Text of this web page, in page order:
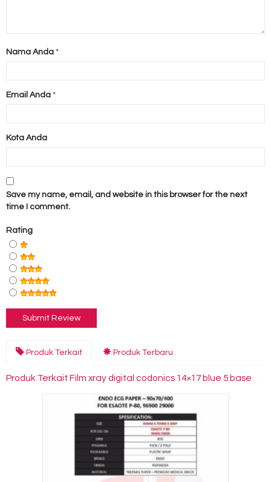
Nama Anda *
Email Anda *
Kota Anda
Save my name, email, and website in this browser for the next
time I comment.
Rating
Produk Terkait Produk Terbaru
Produk Terkait Film xray digital codonics 14×17 blue 5 base